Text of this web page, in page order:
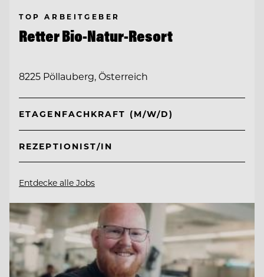
TOP ARBEITGEBER
Retter Bio-Natur-Resort
8225 Pöllauberg, Österreich
ETAGENFACHKRAFT (M/W/D)
REZEPTIONIST/IN
Entdecke alle Jobs